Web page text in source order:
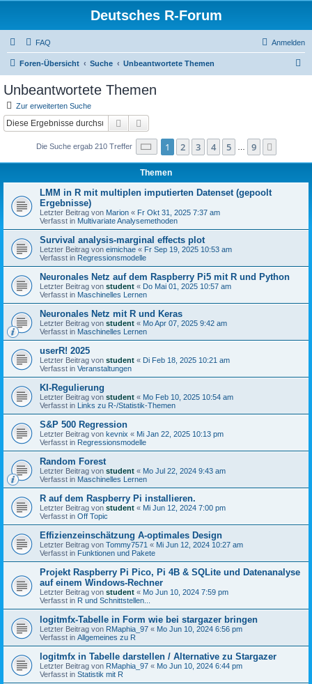
Deutsches R-Forum
FAQ Anmelden
Foren-Übersicht Suche Unbeantwortete Themen
Unbeantwortete Themen
Zur erweiterten Suche
Suche
Die Suche ergab 210 Treffer Seite 1von
1 2 3 4 5 9
Themen
LMM in R mit multiplen imputierten Datenset (gepoolt
Ergebnisse)
Letzter Beitrag von Marion « Fr Okt 31, 2025 7:37 am
Verfasst in Multivariate Analysemethoden
Survival analysis-marginal effects plot
Letzter Beitrag von eimichae « Fr Sep 19, 2025 10:53 am
Verfasst in Regressionsmodelle
Neuronales Netz auf dem Raspberry Pi5 mit R und Python
Letzter Beitrag von student « Do Mai 01, 2025 10:57 am
Verfasst in Maschinelles Lernen
Neuronales Netz mit R und Keras
Letzter Beitrag von student « Mo Apr 07, 2025 9:42 am
Verfasst in Maschinelles Lernen
userR! 2025
Letzter Beitrag von student « Di Feb 18, 2025 10:21 am
Verfasst in Veranstaltungen
KI-Regulierung
Letzter Beitrag von student « Mo Feb 10, 2025 10:54 am
Verfasst in Links zu R-/Statistik-Themen
S&P 500 Regression
Letzter Beitrag von kevnix « Mi Jan 22, 2025 10:13 pm
Verfasst in Regressionsmodelle
Random Forest
Letzter Beitrag von student « Mo Jul 22, 2024 9:43 am
Verfasst in Maschinelles Lernen
R auf dem Raspberry Pi installieren.
Letzter Beitrag von student « Mi Jun 12, 2024 7:00 pm
Verfasst in Off Topic
Effizienzeinschätzung A-optimales Design
Letzter Beitrag von Tommy7571 « Mi Jun 12, 2024 10:27 am
Verfasst in Funktionen und Pakete
Projekt Raspberry Pi Pico, Pi 4B & SQLite und Datenanalyse
auf einem Windows-Rechner
Letzter Beitrag von student « Mo Jun 10, 2024 7:59 pm
Verfasst in R und Schnittstellen...
logitmfx-Tabelle in Form wie bei stargazer bringen
Letzter Beitrag von RMaphia_97 « Mo Jun 10, 2024 6:56 pm
Verfasst in Allgemeines zu R
logitmfx in Tabelle darstellen / Alternative zu Stargazer
Letzter Beitrag von RMaphia_97 « Mo Jun 10, 2024 6:44 pm
Verfasst in Statistik mit R